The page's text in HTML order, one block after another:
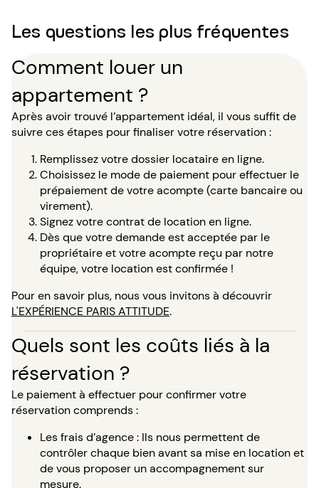
Les questions les plus fréquentes
Comment louer un
appartement ?
Après avoir trouvé l’appartement idéal, il vous suffit de
suivre ces étapes pour finaliser votre réservation :
Remplissez votre dossier locataire en ligne.
Choisissez le mode de paiement pour effectuer le
prépaiement de votre acompte (carte bancaire ou
virement).
Signez votre contrat de location en ligne.
Dès que votre demande est acceptée par le
propriétaire et votre acompte reçu par notre
équipe, votre location est confirmée !
Pour en savoir plus, nous vous invitons à découvrir
L'EXPÉRIENCE PARIS ATTITUDE.
Quels sont les coûts liés à la
réservation ?
Le paiement à effectuer pour confirmer votre
réservation comprends :
Les frais d’agence : Ils nous permettent de
contrôler chaque bien avant sa mise en location et
de vous proposer un accompagnement sur
mesure.